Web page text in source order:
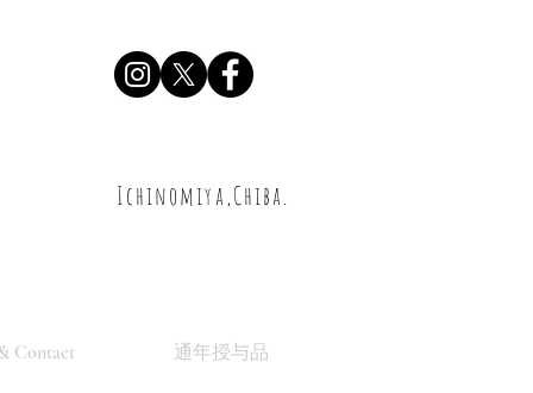
Ichinomiya,Chiba.
Contact 通年授与品